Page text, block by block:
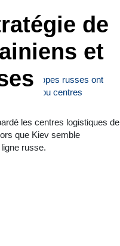
de
et
les centres logistiques de
que Kiev semble
russe.